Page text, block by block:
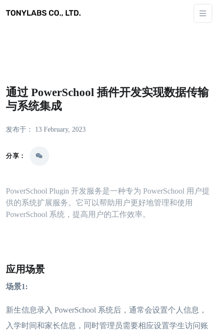
通过 PowerSchool 插件开发实现数据传输
与系统集成
发布于： 13 February, 2023
分享：
PowerSchool Plugin 开发服务是一种专为 PowerSchool 用户提
供的系统扩展服务。它可以帮助用户更好地管理和使用
PowerSchool 系统，提高用户的工作效率。
应用场景
场景1:
新生信息录入 PowerSchool 系统后，通常会设置个人信息，
入学时间和家长信息，同时管理员需要相应设置学生访问账